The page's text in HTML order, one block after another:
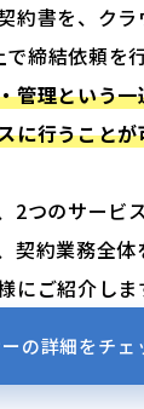
約書を、ク
締結依頼を
管理という
に行うこと
2つのサービ
契約業務全
にご紹介しま
の詳細をチェ